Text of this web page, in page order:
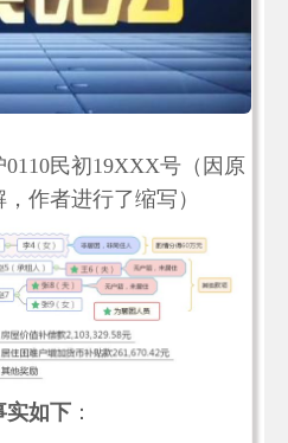
0110民初19XXX号（因原
作者进行了缩写）
实如下 ：